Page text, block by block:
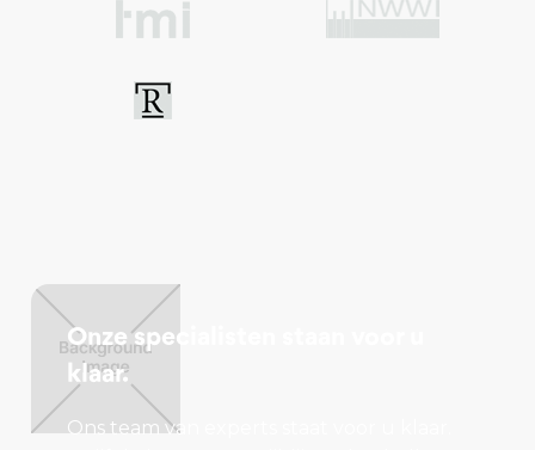
Onze specialisten staan voor u
klaar.
Ons team van experts staat voor u klaar.